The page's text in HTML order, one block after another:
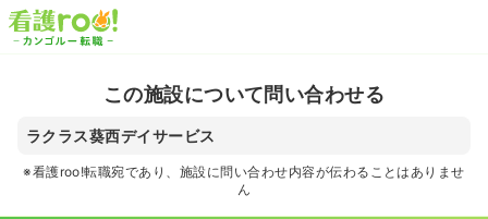
この施設について問い合わせる
ラクラス葵西デイサービス
※看護roo!転職宛であり、施設に問い合わせ内容が伝わることはありませ
ん